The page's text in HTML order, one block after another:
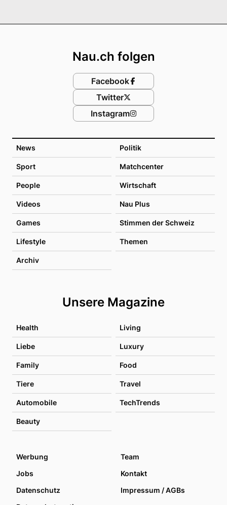
News Politik
Sport Matchcenter
People Wirtschaft
Videos Nau Plus
Games Stimmen der Schweiz
Lifestyle Themen
Archiv
Unsere Magazine
Health Living
Liebe Luxury
Family Food
Tiere Travel
Automobile TechTrends
Beauty
Nau.ch folgen
Facebook
Twitter
Instagram
Werbung
Team
Jobs
Kontakt
Datenschutz
Impressum / AGBs